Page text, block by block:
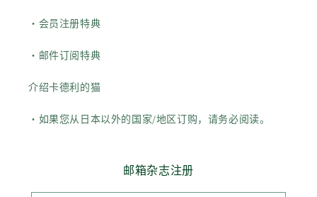
・会员注册特典
・邮件订阅特典
介绍卡德利的猫
・如果您从日本以外的国家/地区订购，请务必阅读。
邮箱杂志注册